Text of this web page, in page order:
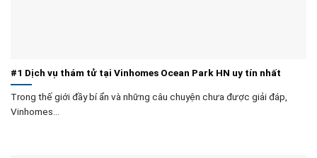
#1 Dịch vụ thám tử tại Vinhomes Ocean Park HN uy tín nhất
Trong thế giới đầy bí ẩn và những câu chuyện chưa được giải đáp,
Vinhomes...